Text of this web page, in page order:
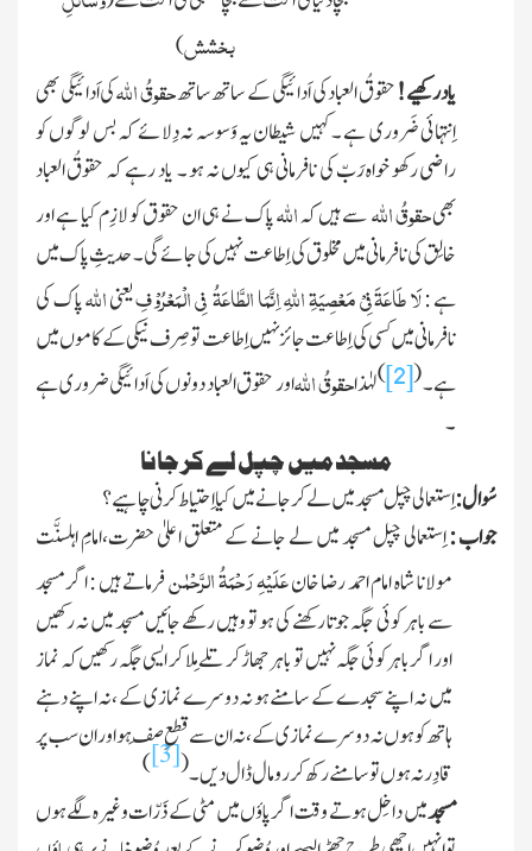
بخشش)
یاد رکھیے !حقوقُ العباد کی اَدائیگی کے ساتھ ساتھحقوقُ اللہکی اَدائیگی بھی
اِنتہائی ضَروری ہے ۔ کہیں شیطان یہ وَسوسہ نہ دِلائے کہ بس لوگوں کو
راضی رکھو خواہ رَبّ کی نافرمانی ہی کیوں نہ ہو ۔ یاد رہے کہ حقوقُ العباد
بھیحقوقُ اللہسے ہیں کہاللہپاک نے ہی ان حقوق کو لازِم کیا ہے اور
خالِق کی نافرمانی میں مخلوق کی اِطاعت نہیں کی جائے گی ۔ حدیثِ پاک میں
ہے :لَا طَاعَۃَ فِیْ مَعْصِیَۃِ اللہِ اِنَّمَا الطَّاعَۃُ فِی الْمَعْرُوْفِیعنیاللہپاک کی
نافرمانی میں کسی کی اِطاعت جائز نہيں اِطاعت تو صِرف نیکی کے کاموں میں
ہے ۔(
[2]
)لہٰذاحقوقُ اللہاور حقوق العباد دونوں کی اَدائیگی ضروری ہے
۔
مسجد میں چپل لے کر جانا
سُوال :اِستعمالی چپل مسجد میں لے کر جانے میں کیا اِحتیاط کرنی چاہیے ؟
جواب :اِستعمالی چپل مسجد میں لے جانے کے متعلق اعلیٰ حضرت،امامِ اہلسنَّت
مولانا شاہ امام احمد رضا خانعَلَیْہِ رَحْمَۃُ الرَّحْمٰنفرماتے ہیں :اگر مسجد
سے باہر کوئی جگہ جوتا رکھنے کی ہو تو وہیں رکھے جائیں مسجد میں نہ رکھیں
اور اگر باہر کوئی جگہ نہیں تو باہر جھاڑ کر تلے مِلا کر ایسی جگہ رکھیں کہ نماز
میں نہ اپنے سجدے کے سامنے ہو نہ دوسرے نمازی کے ، نہ اپنے دہنے
ہاتھ کو ہوں نہ دوسرے نمازی کے ، نہ ان سے قطعِ صَف ہو اور ان سب پر
قادِر نہ ہوں تو سامنے رکھ کر رومال ڈال دیں ۔(
[3]
)
مسجدمیں داخِل ہوتے وقت اگر پاؤں میں مٹی کے ذَرّات وغیرہ لگے ہوں